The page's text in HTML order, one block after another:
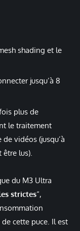
shading et le
jusqu’à 8
plus de
le traitement
vidéos (jusqu’à
être lus).
du M3 Ultra
strictes“,
cette puce. Il est